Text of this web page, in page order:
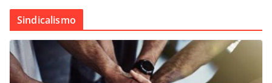
Sindicalismo